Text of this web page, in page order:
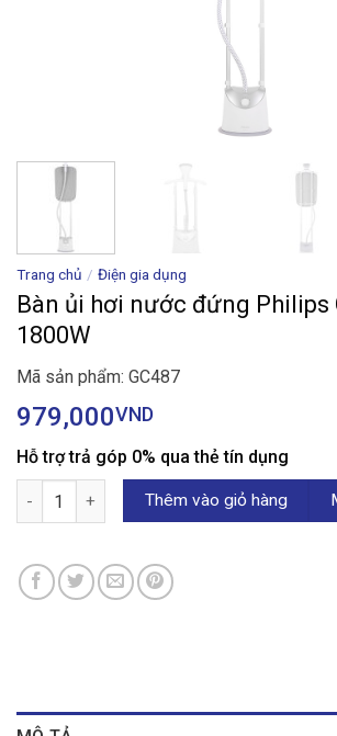
Trang chủ / Điện gia dụng
Bàn ủi hơi nước đứng Philips
1800W
Mã sản phẩm: GC487
979,000VND
Hỗ trợ trả góp 0% qua thẻ tín dụng
Bàn ủi hơi nước đứng Philips GC487 1800W
Thêm vào giỏ hàng